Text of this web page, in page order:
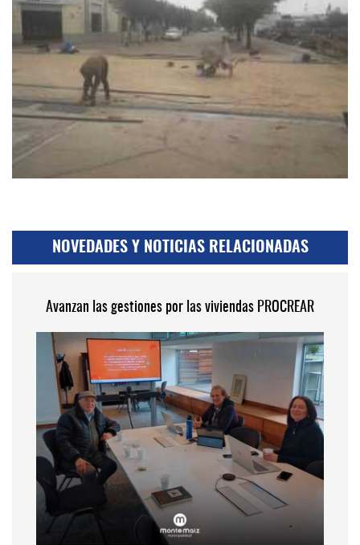
NOVEDADES Y NOTICIAS RELACIONADAS
Avanzan las gestiones por las viviendas PROCREAR